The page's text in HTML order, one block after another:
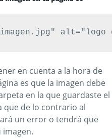
en cuenta a la hora de
es que la imagen debe
en la que guardaste el
que de lo contrario al
un error o tendrá que